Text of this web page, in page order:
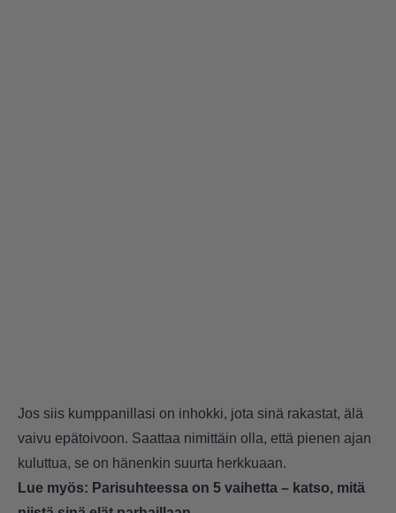
Jos siis kumppanillasi on inhokki, jota sinä rakastat, älä
vaivu epätoivoon. Saattaa nimittäin olla, että pienen ajan
kuluttua, se on hänenkin suurta herkkuaan.
Lue myös: Parisuhteessa on 5 vaihetta – katso, mitä